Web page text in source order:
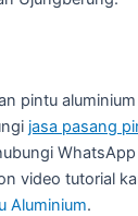
pintu
jasa pasang
video tutorial
Aluminium.